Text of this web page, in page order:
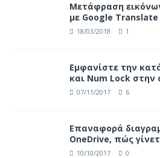
Μετάφραση
με Google Translate
18/03/2018 1
Eμφανίστε την
και Num Lock στην
07/11/2017 6
Επαναφορά
OneDrive, πώς
10/10/2017 0